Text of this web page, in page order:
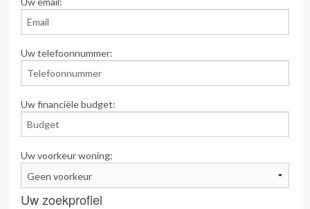
Uw telefoonnummer:
Uw financiële budget:
Uw voorkeur woning:
Uw zoekprofiel